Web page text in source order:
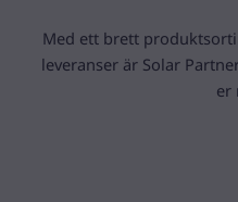
Med ett brett
leveranser är Solar
er